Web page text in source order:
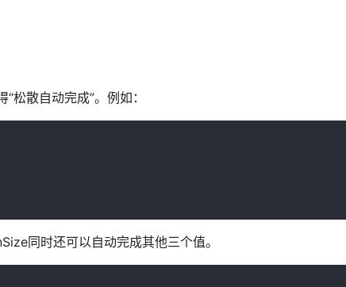
散自动完成”。例如：
同时还可以自动完成其他三个值。